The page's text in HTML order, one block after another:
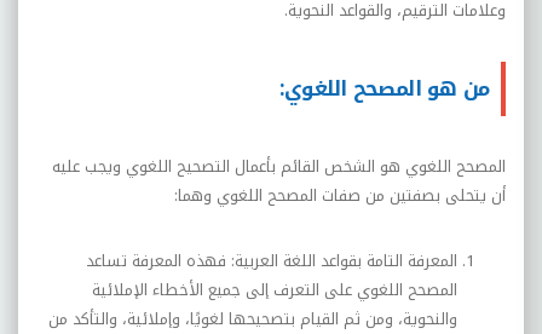
وعلامات الترقيم، والقواعد النحوية.
من هو المصحح اللغوي:
المصحح اللغوي هو الشخص القائم بأعمال التصحيح اللغوي ويجب عليه
أن يتحلى بصفتين من صفات المصحح اللغوي وهما:
المعرفة التامة بقواعد اللغة العربية: فهذه المعرفة تساعد
المصحح اللغوي على التعرف إلى جميع الأخطاء الإملائية
والنحوية، ومن ثم القيام بتصحيحها لغويًا، وإملائية، والتأكد من